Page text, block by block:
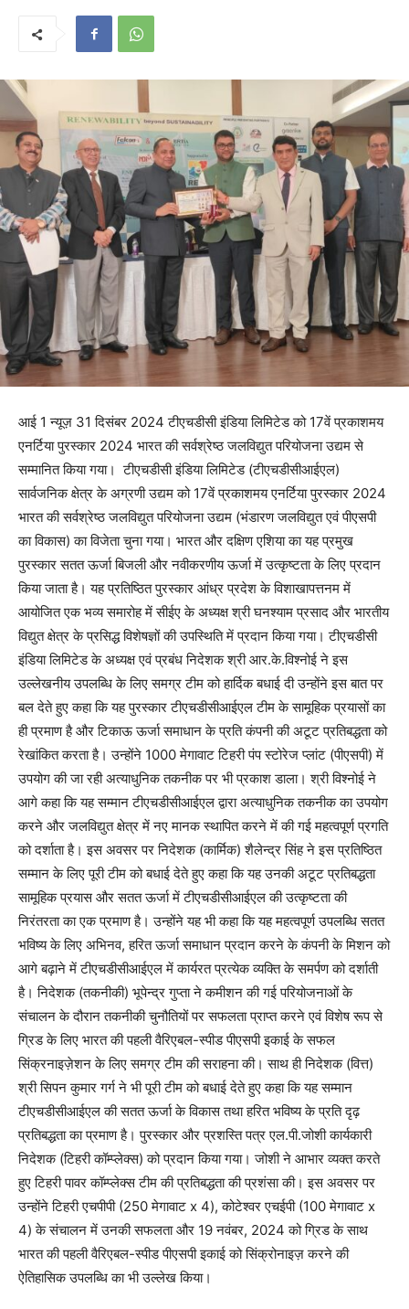
आई 1 न्यूज़ 31 दिसंबर 2024 टीएचडीसी इंडिया लिमिटेड को 17वें प्रकाशमय
एनर्टिया पुरस्कार 2024 भारत की सर्वश्रेष्ठ जलविद्युत परियोजना उद्यम से
सम्मानित किया गया। टीएचडीसी इंडिया लिमिटेड (टीएचडीसीआईएल)
सार्वजनिक क्षेत्र के अग्रणी उद्यम को 17वें प्रकाशमय एनर्टिया पुरस्कार 2024
भारत की सर्वश्रेष्ठ जलविद्युत परियोजना उद्यम (भंडारण जलविद्युत एवं पीएसपी
का विकास) का विजेता चुना गया। भारत और दक्षिण एशिया का यह प्रमुख
पुरस्कार सतत ऊर्जा बिजली और नवीकरणीय ऊर्जा में उत्कृष्टता के लिए प्रदान
किया जाता है। यह प्रतिष्ठित पुरस्कार आंध्र प्रदेश के विशाखापत्तनम में
आयोजित एक भव्य समारोह में सीईए के अध्यक्ष श्री घनश्याम प्रसाद और भारतीय
विद्युत क्षेत्र के प्रसिद्ध विशेषज्ञों की उपस्थिति में प्रदान किया गया। टीएचडीसी
इंडिया लिमिटेड के अध्यक्ष एवं प्रबंध निदेशक श्री आर.के.विश्नोई ने इस
उल्लेखनीय उपलब्धि के लिए समग्र टीम को हार्दिक बधाई दी उन्होंने इस बात पर
बल देते हुए कहा कि यह पुरस्कार टीएचडीसीआईएल टीम के सामूहिक प्रयासों का
ही प्रमाण है और टिकाऊ ऊर्जा समाधान के प्रति कंपनी की अटूट प्रतिबद्धता को
रेखांकित करता है। उन्होंने 1000 मेगावाट टिहरी पंप स्टोरेज प्लांट (पीएसपी) में
उपयोग की जा रही अत्याधुनिक तकनीक पर भी प्रकाश डाला। श्री विश्नोई ने
आगे कहा कि यह सम्मान टीएचडीसीआईएल द्वारा अत्याधुनिक तकनीक का उपयोग
करने और जलविद्युत क्षेत्र में नए मानक स्थापित करने में की गई महत्वपूर्ण प्रगति
को दर्शाता है। इस अवसर पर निदेशक (कार्मिक) शैलेन्द्र सिंह ने इस प्रतिष्ठित
सम्मान के लिए पूरी टीम को बधाई देते हुए कहा कि यह उनकी अटूट प्रतिबद्धता
सामूहिक प्रयास और सतत ऊर्जा में टीएचडीसीआईएल की उत्कृष्टता की
निरंतरता का एक प्रमाण है। उन्होंने यह भी कहा कि यह महत्वपूर्ण उपलब्धि सतत
भविष्य के लिए अभिनव, हरित ऊर्जा समाधान प्रदान करने के कंपनी के मिशन को
आगे बढ़ाने में टीएचडीसीआईएल में कार्यरत प्रत्येक व्यक्ति के समर्पण को दर्शाती
है। निदेशक (तकनीकी) भूपेन्द्र गुप्ता ने कमीशन की गई परियोजनाओं के
संचालन के दौरान तकनीकी चुनौतियों पर सफलता प्राप्त करने एवं विशेष रूप से
ग्रिड के लिए भारत की पहली वैरिएबल-स्पीड पीएसपी इकाई के सफल
सिंक्रनाइज़ेशन के लिए समग्र टीम की सराहना की। साथ ही निदेशक (वित्त)
श्री सिपन कुमार गर्ग ने भी पूरी टीम को बधाई देते हुए कहा कि यह सम्मान
टीएचडीसीआईएल की सतत ऊर्जा के विकास तथा हरित भविष्य के प्रति दृढ़
प्रतिबद्धता का प्रमाण है। पुरस्कार और प्रशस्ति पत्र एल.पी.जोशी कार्यकारी
निदेशक (टिहरी कॉम्प्लेक्स) को प्रदान किया गया। जोशी ने आभार व्यक्त करते
हुए टिहरी पावर कॉम्प्लेक्स टीम की प्रतिबद्धता की प्रशंसा की। इस अवसर पर
उन्होंने टिहरी एचपीपी (250 मेगावाट x 4), कोटेश्वर एचईपी (100 मेगावाट x
4) के संचालन में उनकी सफलता और 19 नवंबर, 2024 को ग्रिड के साथ
भारत की पहली वैरिएबल-स्पीड पीएसपी इकाई को सिंक्रोनाइज़ करने की
ऐतिहासिक उपलब्धि का भी उल्लेख किया।